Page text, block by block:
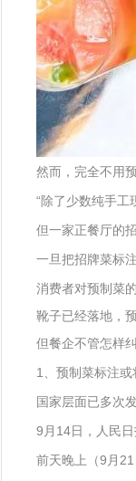
然而，完全不用
“除了少数纯手
但一家正餐厅的
一旦把招牌菜标
消费者对预制菜
靴子已经落地，
但餐企不管怎样
1、预制菜标注或
国家层面已多次
9月14日，人民
前天晚上（9月